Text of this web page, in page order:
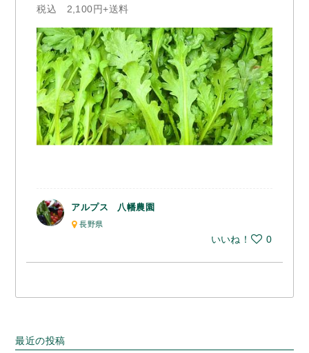
税込 2,100円+送料
アルプス 八幡農園
長野県
いいね！ 0
最近の投稿